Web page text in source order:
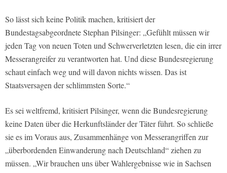
So lässt sich keine Politik machen, kritisiert der
Bundestagsabgeordnete Stephan Pilsinger: „Gefühlt müssen wir
jeden Tag von neuen Toten und Schwerverletzten lesen, die ein irrer
Messerangreifer zu verantworten hat. Und diese Bundesregierung
schaut einfach weg und will davon nichts wissen. Das ist
Staatsversagen der schlimmsten Sorte.“
Es sei weltfremd, kritisiert Pilsinger, wenn die Bundesregierung
keine Daten über die Herkunftsländer der Täter führt. So schließe
sie es im Voraus aus, Zusammenhänge von Messerangriffen zur
„überbordenden Einwanderung nach Deutschland“ ziehen zu
müssen. „Wir brauchen uns über Wahlergebnisse wie in Sachsen